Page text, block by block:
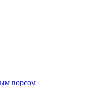
ворсом